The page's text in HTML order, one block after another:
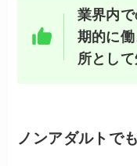
業界内
期的に
所として
ノンアダルトで